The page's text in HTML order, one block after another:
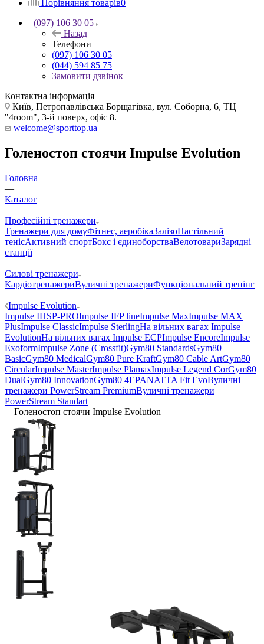
Порівняння товарів0
(097) 106 30 05
Назад
Телефони
(097) 106 30 05
(044) 594 85 75
Замовити дзвінок
Контактна інформація
Київ, Петропавлівська Борщагівка, вул. Соборна, 6, ТЦ
"4room", 3-й поверх, офіс 8.
welcome@sporttop.ua
Голеностоп стоячи Impulse Evolution
Головна
—
Каталог
—
Професійні тренажери
Тренажери для домуФітнес, аеробікаЗалізоНастільний
тенісАктивний спортБокс і єдиноборстваВелотовариЗарядні
станції
—
Силові тренажери
КардіотренажериВуличні тренажериФункціональний тренінг
—
Impulse Evolution
Impulse IHSP-PROImpulse IFP lineImpulse MaxImpulse MAX
PlusImpulse ClassicImpulse SterlingНа вільних вагах Impulse
EvolutionНа вільних вагах Impulse ECPImpulse EncoreImpulse
ExoformImpulse Zone (Crossfit)Gym80 StandardsGym80
BasicGym80 MedicalGym80 Pure KraftGym80 Cable ArtGym80
CircularImpulse MasterImpulse PlamaxImpulse Legend CorGym80
DualGym80 InnovationGym80 4EPANATTA Fit EvoВуличні
тренажери PowerStream PremiumВуличні тренажери
PowerStream Standart
—Голеностоп стоячи Impulse Evolution